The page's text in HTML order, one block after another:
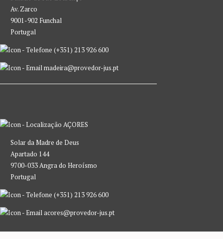
Av. Zarco
9001-902 Funchal
Portugal
(+351) 213 926 600
madeira@provedor-jus.pt
AÇORES
Solar da Madre de Deus
Apartado 144
9700-033 Angra do Heroísmo
Portugal
(+351) 213 926 600
acores@provedor-jus.pt